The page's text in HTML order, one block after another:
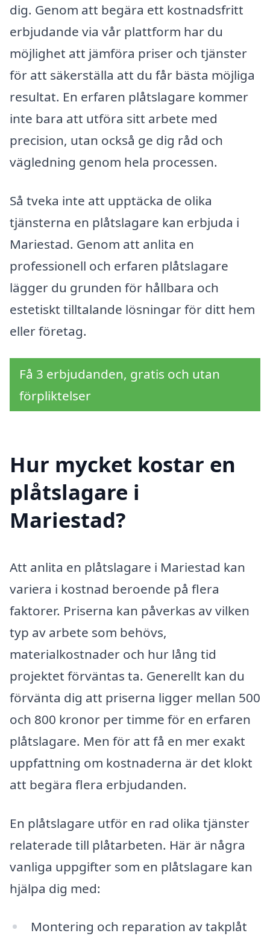
dig. Genom att begära ett kostnadsfritt
erbjudande via vår plattform har du
möjlighet att jämföra priser och tjänster
för att säkerställa att du får bästa möjliga
resultat. En erfaren plåtslagare kommer
inte bara att utföra sitt arbete med
precision, utan också ge dig råd och
vägledning genom hela processen.
Så tveka inte att upptäcka de olika
tjänsterna en plåtslagare kan erbjuda i
Mariestad. Genom att anlita en
professionell och erfaren plåtslagare
lägger du grunden för hållbara och
estetiskt tilltalande lösningar för ditt hem
eller företag.
Få 3 erbjudanden, gratis och utan
förpliktelser
Hur mycket kostar en
plåtslagare i
Mariestad?
Att anlita en plåtslagare i Mariestad kan
variera i kostnad beroende på flera
faktorer. Priserna kan påverkas av vilken
typ av arbete som behövs,
materialkostnader och hur lång tid
projektet förväntas ta. Generellt kan du
förvänta dig att priserna ligger mellan 500
och 800 kronor per timme för en erfaren
plåtslagare. Men för att få en mer exakt
uppfattning om kostnaderna är det klokt
att begära flera erbjudanden.
En plåtslagare utför en rad olika tjänster
relaterade till plåtarbeten. Här är några
vanliga uppgifter som en plåtslagare kan
hjälpa dig med:
Montering och reparation av takplåt